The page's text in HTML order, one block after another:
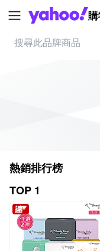
熱銷排行榜
TOP 1